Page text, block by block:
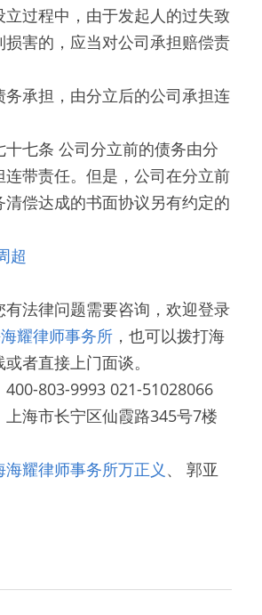
立过程中，由于发起人的过失致
损害的，应当对公司承担赔偿责
务承担，由分立后的公司承担连
七条 公司分立前的债务由分
连带责任。但是，公司在分立前
偿达成的书面协议另有约定的
超
有法律问题需要咨询，欢迎登录
耀律师事务所 ，也可以拨打海
者直接上门面谈。
803-9993 021-51028066
海市长宁区仙霞路345号7楼
海耀律师事务所万正义 、 郭亚